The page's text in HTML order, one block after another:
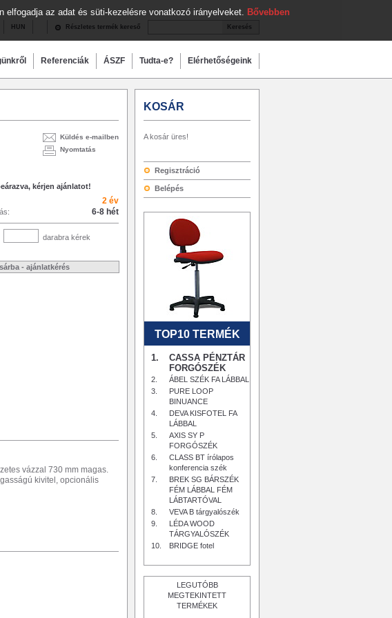
HUN Részletes termék kereső Keresés
Referenciák ÁSZF Tudta-e? Elérhetőségeink
Küldés e-mailben
Nyomtatás
kérjen ajánlatot!
2 év
6-8 hét
darabra kérek
- ajánlatkérés
vázzal 730 mm magas.
kivitel, opcionális
KOSÁR
A kosár üres!
Regisztráció
Belépés
TOP10 TERMÉK
1.
CASSA PÉNZTÁR
FORGÓSZÉK
2.
ÁBEL SZÉK FA LÁBBAL
3.
PURE LOOP
BINUANCE
4.
DEVA KISFOTEL FA
LÁBBAL
5.
AXIS SY P
FORGÓSZÉK
6.
CLASS BT írólapos
konferencia szék
7.
BREK SG BÁRSZÉK
FÉM LÁBBAL FÉM
LÁBTARTÓVAL
8.
VEVA B tárgyalószék
9.
LÉDA WOOD
TÁRGYALÓSZÉK
10.
BRIDGE fotel
LEGUTÓBB
MEGTEKINTETT
TERMÉKEK
elfogadja az adat és süti-kezelésre vonatkozó irányelveket. Bővebben